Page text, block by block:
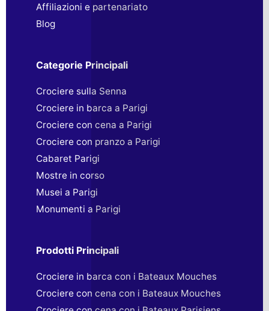
Affiliazioni e partenariato
Blog
Categorie Principali
Crociere sulla Senna
Crociere in barca a Parigi
Crociere con cena a Parigi
Crociere con pranzo a Parigi
Cabaret Parigi
Mostre in corso
Musei a Parigi
Monumenti a Parigi
Prodotti Principali
Crociere in barca con i Bateaux Mouches
Crociere con cena con i Bateaux Mouches